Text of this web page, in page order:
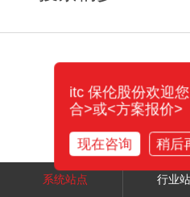
系统站点 行业
itc 保伦股份欢迎
合>或<方案报价>
现在咨询 稍后